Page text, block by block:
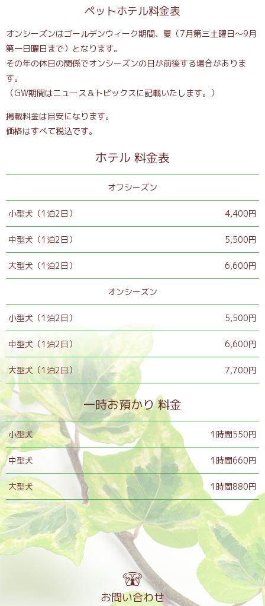
ペットホテル料金表
オンシーズンはゴールデンウィーク期間、夏（7月第三土曜日～9月
第一日曜日まで）となります。
その年の休日の関係でオンシーズンの日が前後する場合がありま
す。
（GW期間はニュース＆トピックスに記載いたします。）
掲載料金は目安になります。
価格はすべて税込です。
ホテル 料金表
オフシーズン
小型犬（1泊2日） 4,400円
中型犬（1泊2日） 5,500円
大型犬（1泊2日） 6,600円
オンシーズン
小型犬（1泊2日） 5,500円
中型犬（1泊2日） 6,600円
大型犬（1泊2日） 7,700円
一時お預かり 料金
小型犬 1時間550円
中型犬 1時間660円
大型犬 1時間880円
お問い合わせ